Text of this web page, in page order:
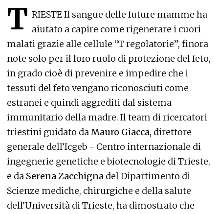
T RIESTE Il sangue delle future mamme ha
aiutato a capire come rigenerare i cuori
malati grazie alle cellule “T regolatorie”, finora
note solo per il loro ruolo di protezione del feto,
in grado cioè di prevenire e impedire che i
tessuti del feto vengano riconosciuti come
estranei e quindi aggrediti dal sistema
immunitario della madre. Il team di ricercatori
triestini guidato daMauro Giacca, direttore
generale dell’Icgeb - Centro internazionale di
ingegnerie genetiche e biotecnologie di Trieste,
e da Serena Zacchigna del Dipartimento di
Scienze mediche, chirurgiche e della salute
dell’Università di Trieste, ha dimostrato che